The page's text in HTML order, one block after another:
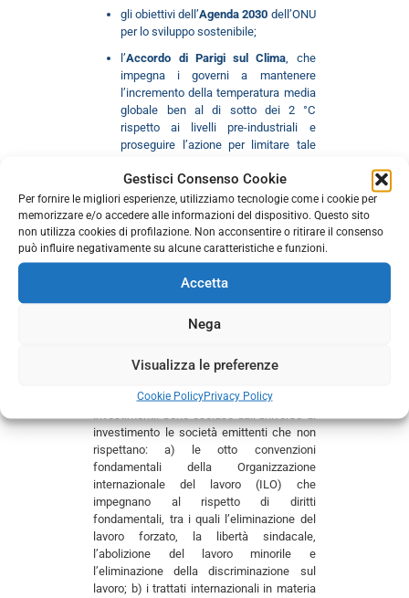
Gestisci Consenso Cookie
Per fornire le migliori esperienze, utilizziamo tecnologie come i cookie per
memorizzare e/o accedere alle informazioni del dispositivo. Questo sito
non utilizza cookies di profilazione. Non acconsentire o ritirare il consenso
può influire negativamente su alcune caratteristiche e funzioni.
Accetta
Nega
Visualizza le preferenze
Cookie PolicyPrivacy Policy
gli obiettivi dell’Agenda 2030 dell’ONU
per lo sviluppo sostenibile;
l’Accordo di Parigi sul Clima, che
impegna i governi a mantenere
l’incremento della temperatura media
globale ben al di sotto dei 2 °C
rispetto ai livelli pre-industriali e
proseguire l’azione per limitare tale
La Carta si ispira anche alle
raccomandazioni delNetwork for Greening
the Financial System, al quale la Banca
partecipa attivamente dal 2019, e
alla posizione comune emersa
nell’Eurosistema per l’applicazione ai
l’individuazione deicriteri di esclusione
perimetro nel quale selezionare gli
investimenti. Sono escluse dall’universo di
investimento le società emittenti che non
rispettano: a) le otto convenzioni
fondamentali della Organizzazione
internazionale del lavoro (ILO) che
impegnano al rispetto di diritti
fondamentali, tra i quali l’eliminazione del
lavoro forzato, la libertà sindacale,
l’abolizione del lavoro minorile e
l’eliminazione della discriminazione sul
lavoro; b) i trattati internazionali in materia